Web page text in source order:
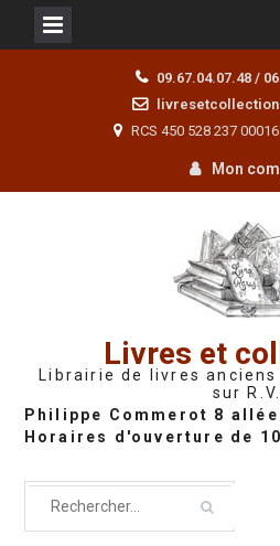
09.67.04.07.48 /
RCS 450 528 237
Mon
Livres et
Librairie de livres
sur R.V.